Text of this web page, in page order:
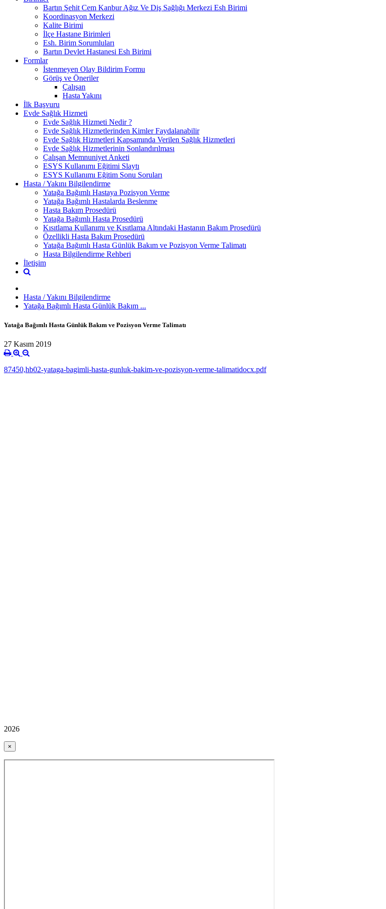
Bartın Şehit Cem Kanbur Ağız Ve Diş Sağlığı Merkezi Esh Birimi
Koordinasyon Merkezi
Kalite Birimi
İlçe Hastane Birimleri
Esh. Birim Sorumluları
Bartın Devlet Hastanesi Esh Birimi
Formlar
İstenmeyen Olay Bildirim Formu
Görüş ve Öneriler
Çalışan
Hasta Yakını
İlk Başvuru
Evde Sağlık Hizmeti
Evde Sağlık Hizmeti Nedir ?
Evde Sağlık Hizmetlerinden Kimler Faydalanabilir
Evde Sağlık Hizmetleri Kapsamında Verilen Sağlık Hizmetleri
Evde Sağlık Hizmetlerinin Sonlandırılması
Çalışan Memnuniyet Anketi
ESYS Kullanımı Eğitimi Slaytı
ESYS Kullanımı Eğitim Sonu Soruları
Hasta / Yakını Bilgilendirme
Yatağa Bağımlı Hastaya Pozisyon Verme
Yatağa Bağımlı Hastalarda Beslenme
Hasta Bakım Prosedürü
Yatağa Bağımlı Hasta Prosedürü
Kısıtlama Kullanımı ve Kısıtlama Altındaki Hastanın Bakım Prosedürü
Özellikli Hasta Bakım Prosedürü
Yatağa Bağımlı Hasta Günlük Bakım ve Pozisyon Verme Talimatı
Hasta Bilgilendirme Rehberi
İletişim
Hasta / Yakını Bilgilendirme
Yatağa Bağımlı Hasta Günlük Bakım ...
Yatağa Bağımlı Hasta Günlük Bakım ve Pozisyon Verme Talimatı
27 Kasım 2019
87450,hb02-yataga-bagimli-hasta-gunluk-bakim-ve-pozisyon-verme-talimatidocx.pdf
2026
×